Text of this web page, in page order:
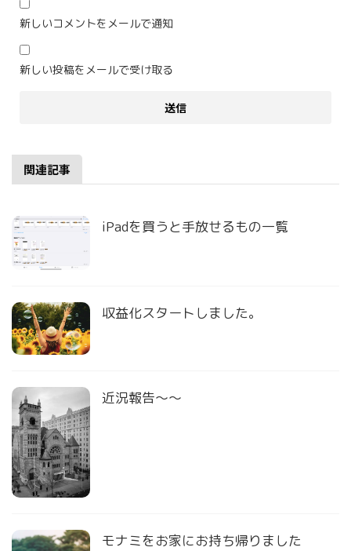
新しいコメントをメールで通知
新しい投稿をメールで受け取る
関連記事
iPadを買うと手放せるもの一覧
収益化スタートしました。
近況報告〜〜
モナミをお家にお持ち帰りました